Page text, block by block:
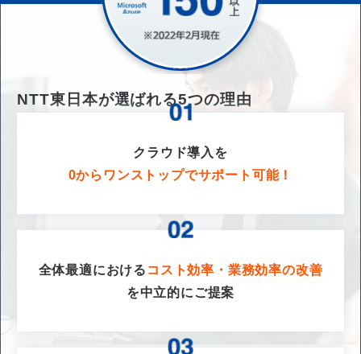
NTT東日本が選ばれる5つの理由
クラウド導入を
0からワンストップでサポート可能！
全体最適における コスト効率・業務効率の改善
を中立的にご提案